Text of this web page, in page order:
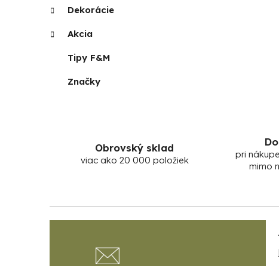
Dekorácie
Akcia
Tipy F&M
Značky
Obrovský sklad
viac ako 20 000 položiek
pri
mimo